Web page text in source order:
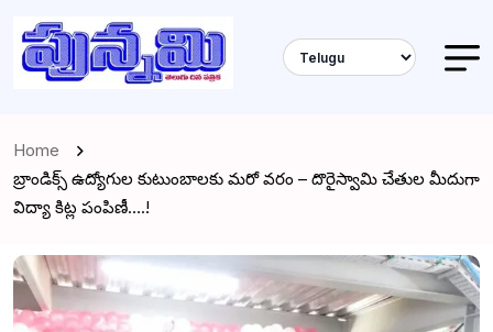
Home
బ్రాండిక్స్ ఉద్యోగుల కుటుంబాలకు మరో వరం – దొరైస్వామి చేతుల మీదుగా
విద్యా కిట్ల పంపిణీ….!